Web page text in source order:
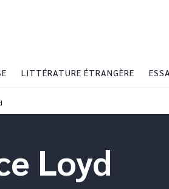
LITTÉRATURE ÉTRANGÈRE
Loyd